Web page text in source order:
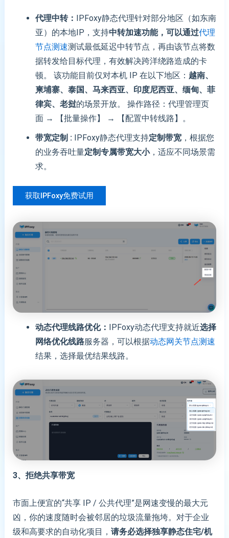
代理中转：
IPFoxy静态代理针对部分地区（如东南
亚）的本地IP，支持中转加速功能，可以通过代理
节点测速测试最低延迟中转节点，再由该节点将数
据转发给目标代理，有效解决跨洋绕路造成的卡
顿。 该功能目前仅对本机 IP 在以下地区： 越南、
柬埔寨、泰国、马来西亚、印度尼西亚、缅甸、菲
律宾、老挝的场景开放。 操作路径：代理管理页
面 → 【批量操作】 → 【配置中转线路】。
带宽定制 :
IPFoxy静态代理支持定制带宽，根据您
的业务吞吐量定制专属带宽大小，适应不同场景需
求。
获取IPFoxy免费试用
动态代理线路优化： IPFoxy动态代理支持就近选择
网络优化线路服务器，可以根据动态网关节点测速
结果，选择最优结果线路。
3、拒绝共享带宽
市面上便宜的“共享 IP / 公共代理”是网速变慢的最大元
凶，你的速度随时会被邻居的垃圾流量拖垮。对于企业
级和高要求的自动化项目， 请务必选择独享静态住宅/机